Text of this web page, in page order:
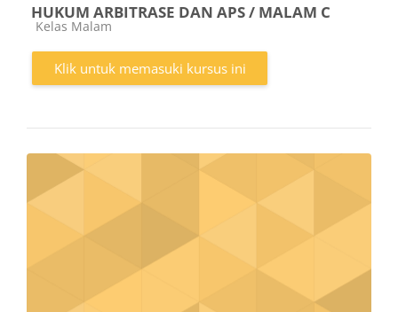
HUKUM ARBITRASE DAN APS / MALAM C
Kategori kursus
Kelas Malam
Klik untuk memasuki kursus ini